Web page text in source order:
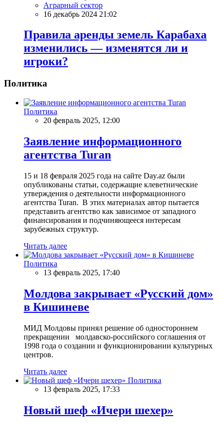
Аграрный сектор
16 декабрь 2024 21:02
Правила аренды земель Карабаха
изменились — изменятся ли и
игроки?
Политика
Политика
20 февраль 2025, 12:00
Заявление информационного
агентства Turan
15 и 18 февраля 2025 года на сайте Day.az были
опубликованы статьи, содержащие клеветнические
утверждения о деятельности информационного
агентства Turan. В этих материалах автор пытается
представить агентство как зависимое от западного
финансирования и подчиняющееся интересам
зарубежных структур.
Читать далее
Политика
13 февраль 2025, 17:40
Молдова закрывает «Русский дом»
в Кишиневе
МИД Молдовы принял решение об одностороннем
прекращении молдавско-российского соглашения от
1998 года о создании и функционировании культурных
центров.
Читать далее
Политика
13 февраль 2025, 17:33
Новый шеф «Ичери шехер»